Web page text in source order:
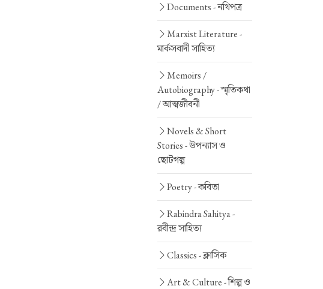
Documents -নথিপত্র
Marxist Literature -
মার্কসবাদী সাহিত্য
Memoirs /
Autobiography -স্মৃতিকথা
/ আত্মজীবনী
Novels & Short
Stories -উপন্যাস ও
ছোটগল্প
Poetry -কবিতা
Rabindra Sahitya -
রবীন্দ্র সাহিত্য
Classics -ক্লাসিক
Art & Culture -শিল্প ও